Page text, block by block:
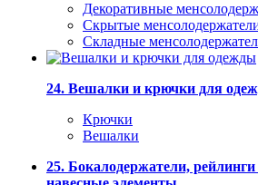
Декоративные
Скрытые
Складные
24. Вешалки и крючки для
Крючки
Вешалки
25. Бокалодержатели, рейлинги